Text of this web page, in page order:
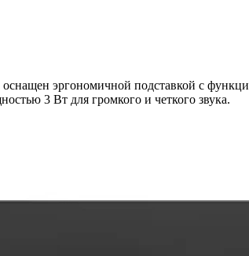
эргономичной подставкой с
3 Вт для громкого и четкого звука.